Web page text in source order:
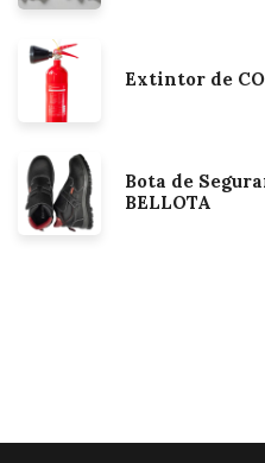
Extintor de
Bota de
BELLOTA